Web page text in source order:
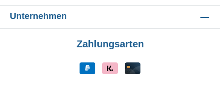
Unternehmen
Zahlungsarten